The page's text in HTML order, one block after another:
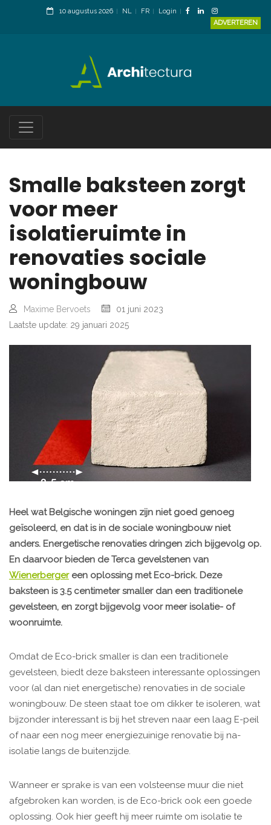
10 augustus 2026 NL FR
Login
ADVERTEREN
Smalle baksteen zorgt
voor meer
isolatieruimte in
renovaties sociale
woningbouw
Maxime Bervoets
01 juni 2023
Laatste update: 29 januari 2025
Heel wat Belgische woningen zijn niet goed genoeg
geïsoleerd, en dat is in de sociale woningbouw niet
anders. Energetische renovaties dringen zich bijgevolg op.
En daarvoor bieden de Terca gevelstenen van
Wienerbergereen oplossing met Eco-brick. Deze
baksteen is 3.5 centimeter smaller dan een traditionele
gevelsteen, en zorgt bijgevolg voor meer isolatie- of
woonruimte.
Omdat de Eco-brick smaller is dan een traditionele
gevelsteen, biedt deze baksteen interessante oplossingen
voor (al dan niet energetische) renovaties in de sociale
woningbouw. De steen staat toe om dikker te isoleren, wat
bijzonder interessant is bij het streven naar een laag E-peil
of naar een nog meer energiezuinige renovatie bij na-
isolatie langs de buitenzijde.
Wanneer er sprake is van een volsteense muur die niet
afgebroken kan worden, is de Eco-brick ook een goede
oplossing. Ook hier geeft hij meer ruimte om isolatie te